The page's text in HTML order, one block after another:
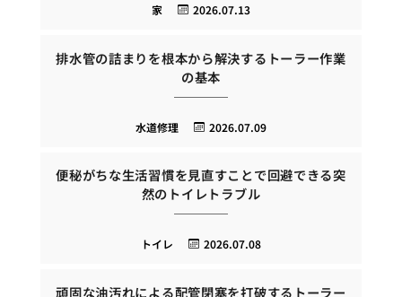
2026.07.13
家
排水管の詰まりを根本から解決するトーラー作業
の基本
2026.07.09
水道修理
便秘がちな生活習慣を見直すことで回避できる突
然のトイレトラブル
2026.07.08
トイレ
頑固な油汚れによる配管閉塞を打破するトーラー